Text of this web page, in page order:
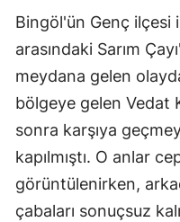
Bingöl'ün Genç ilçesi
arasındaki Sarım
meydana gelen
bölgeye gelen Vedat
sonra karşıya
kapılmıştı. O anlar
görüntülenirken,
çabaları sonuçsuz